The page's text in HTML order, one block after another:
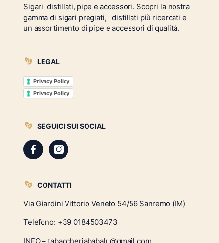
Sigari, distillati, pipe e accessori. Scopri la nostra
gamma di sigari pregiati, i distillati più ricercati e
un assortimento di pipe e accessori di qualità.
LEGAL
Privacy Policy
Privacy Policy
SEGUICI SUI SOCIAL
CONTATTI
Via Giardini Vittorio Veneto 54/56 Sanremo (IM)
Telefono: +39 0184503473
INFO – tabaccheriababalu@gmail.com